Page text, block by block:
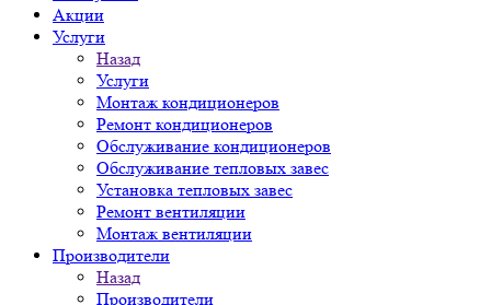
Акции
Услуги
Назад
Услуги
Монтаж кондиционеров
Ремонт кондиционеров
Обслуживание кондиционеров
Обслуживание тепловых завес
Установка тепловых завес
Ремонт вентиляции
Монтаж вентиляции
Производители
Назад
Производители